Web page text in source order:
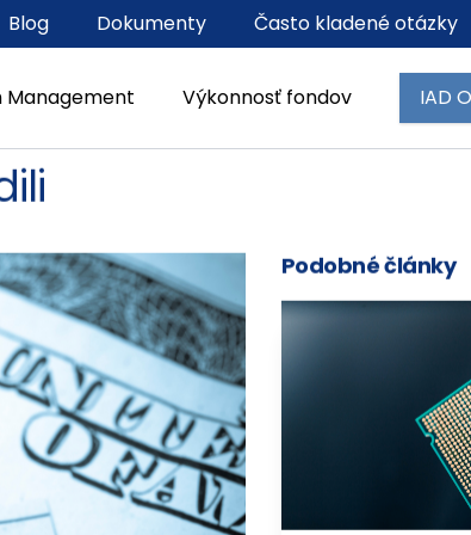
Management Výkonnosť fondov IAD
Blog Dokumenty Často kladené otázky